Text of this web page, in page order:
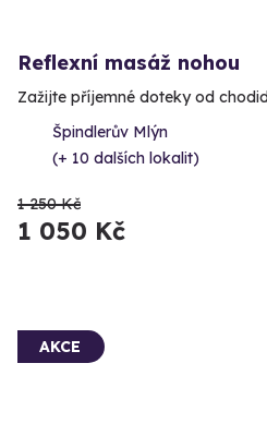
Reflexní masáž nohou
Zažijte příjemné doteky od
Špindlerův Mlýn
(+ 10 dalších lokalit)
1 250 Kč
1 050 Kč
AKCE